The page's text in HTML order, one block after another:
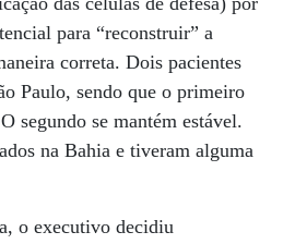
para “reconstruir” a
correta. Dois pacientes
Paulo, sendo que o primeiro
segundo se mantém estável.
na Bahia e tiveram alguma
o executivo decidiu